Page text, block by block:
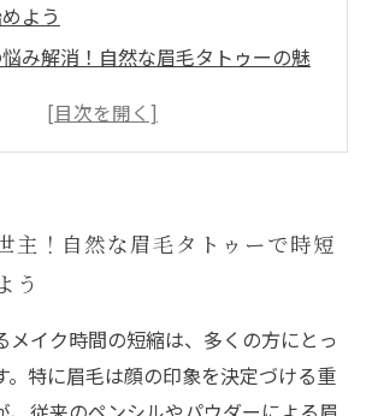
よう
み解消！自然な眉毛タトゥーの魅
を徹底ガイド！自然な眉毛タトゥー
現しよう
トゥーで毎朝のメイク時間が劇的
際の効果を検証
心！自然な眉毛タトゥーで叶える
コツ５選
主！自然な眉毛タトゥーで時短
う
メイク時間の短縮は、多くの方にとっ
。特に眉毛は顔の印象を決定づける重